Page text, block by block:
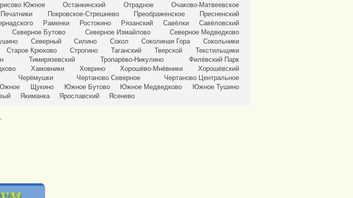
Южное
Останкинский Отрадное
Очаково-Матвеевское
Печатники Покровское-Стрешнево Преображенское
Пресненский
Раменки Ростокино Рязанский Савёлки
Савёловский
Северное Бутово Северное Измайлово
Северное Медведково
Северный Силино Сокол Соколиная Гора
Сокольники
Старое Крюково Строгино Таганский Тверской
Текстильщики
Тимирязевский Тропарёво-Никулино
Филёвский Парк
Хамовники Ховрино Хорошёво-Мнёвники
Хорошёвский
Черёмушки Чертаново Северное
Чертаново Центральное
Щукино Южное Бутово Южное Медведково
Южное Тушино
Якиманка Ярославский Ясенево